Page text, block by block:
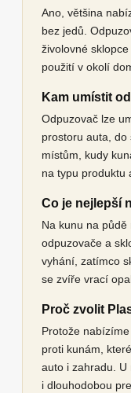
Ano, většina
bez jedů.
živolovné
použití v okolí
Kam umístit
Odpuzovač lze
prostoru auta, do
místům, kudy
na typu produktu
Co je nejlepší
Na kunu na
odpuzovače a
vyhání, zatímco
se zvíře vrací
Proč zvolit
Protože
proti kunám,
auto i zahradu. U
i dlouhodobou